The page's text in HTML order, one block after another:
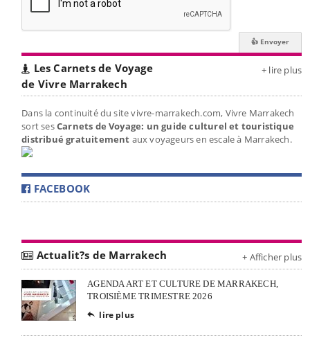
Les Carnets de Voyage
de Vivre Marrakech
+ lire plus
Dans la continuité du site vivre-marrakech.com, Vivre Marrakech
sort sesCarnets de Voyage: un guide culturel et touristique
distribué gratuitement aux voyageurs en escale à Marrakech.
FACEBOOK
Actualit?s de Marrakech + Afficher plus
AGENDA ART ET CULTURE DE MARRAKECH,
TROISIÈME TRIMESTRE 2026
 lire plus